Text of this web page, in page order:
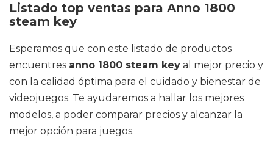
Listado top ventas para Anno 1800
steam key
Esperamos que con este listado de productos
encuentres anno 1800 steam key al mejor precio y
con la calidad óptima para el cuidado y bienestar de
videojuegos. Te ayudaremos a hallar los mejores
modelos, a poder comparar precios y alcanzar la
mejor opción para juegos.